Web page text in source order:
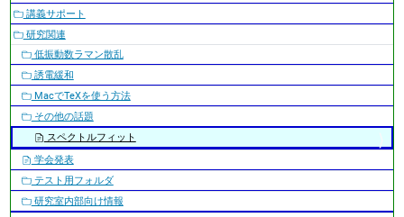
ビ
ゲ
ー
シ
ョ
ン
講義サポート
研究関連
低振動数ラマン散乱
誘電緩和
MacでTeXを使う方法
その他の話題
スペクトルフィット
学会発表
テスト用フォルダ
研究室内部向け情報